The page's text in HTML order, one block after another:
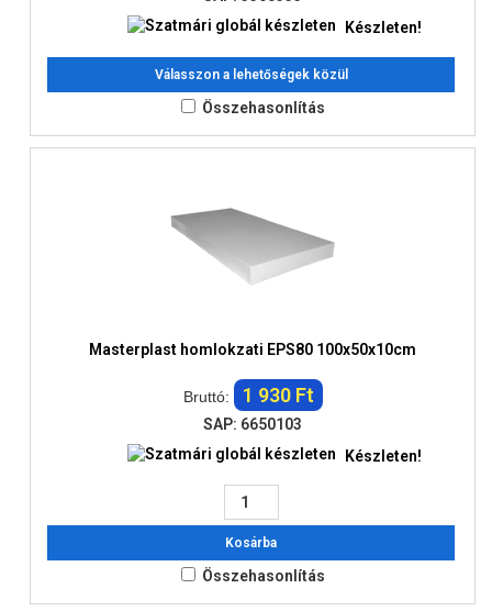
Készleten!
Válasszon a lehetőségek közül
Összehasonlítás
Masterplast homlokzati EPS80 100x50x10cm
Bruttó: 1 930 Ft
SAP: 6650103
Készleten!
Kosárba
Összehasonlítás